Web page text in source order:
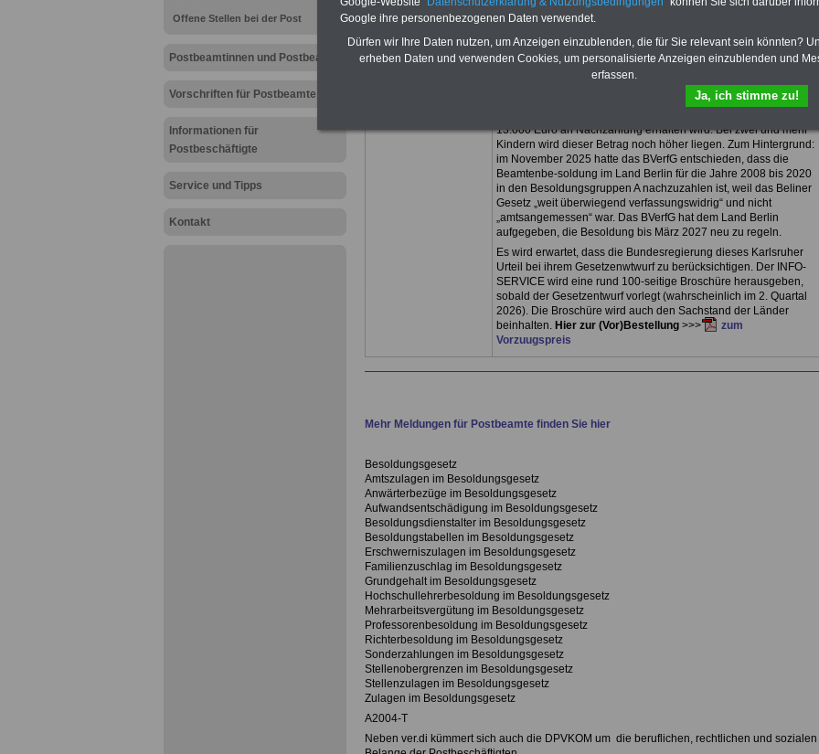
Offene Stellen bei der Post
Postbeamtinnen und Postbeamte
Vorschriften für Postbeamte
Informationen für
Postbeschäftigte
Service und Tipps
Kontakt
2024 auf den Beamtenbereich des Bundes übertragen werden
soll. Dabei soll die Besoldung neu justiert werden (u.a. mit einer
neuen Besoldungstabelle). Daneben soll endlich die
amtsangemessene Alimentation verfassungskonform umgesetzt
werden.
Beamtinnen & Beamte (auch Ruhestandsbeamte) des Bundes
können mit erheblichen Nach-zahlungen rechnen. Die Medien
13.000 Euro an Nachzahlung erhalten wird. Bei zwei und mehr
Kindern wird dieser Betrag noch höher liegen. Zum Hintergrund:
im November 2025 hatte das BVerfG entschieden, dass die
Beamtenbe-soldung im Land Berlin für die Jahre 2008 bis 2020
in den Besoldungsgruppen A nachzuzahlen ist, weil das Beliner
Gesetz „weit überwiegend verfassungswidrig“ und nicht
„amtsangemessen“ war. Das BVerfG hat dem Land Berlin
aufgegeben, die Besoldung bis März 2027 neu zu regeln.
Es wird erwartet, dass die Bundesregierung dieses Karlsruher
Urteil bei ihrem Gesetzenwtwurf zu berücksichtigen. Der INFO-
SERVICE wird eine rund 100-seitige Broschüre herausgeben,
sobald der Gesetzentwurf vorlegt (wahrscheinlich im 2. Quartal
2026). Die Broschüre wird auch den Sachstand der Länder
beinhalten. Hier zur (Vor)Bestellung>>>
zum
Vorzuugspreis
Mehr Meldungen für Postbeamte finden Sie hier
Besoldungsgesetz
Amtszulagen im Besoldungsgesetz
Anwärterbezüge im Besoldungsgesetz
Aufwandsentschädigung im Besoldungsgesetz
Besoldungsdienstalter im Besoldungsgesetz
Besoldungstabellen im Besoldungsgesetz
Erschwerniszulagen im Besoldungsgesetz
Familienzuschlag im Besoldungsgesetz
Grundgehalt im Besoldungsgesetz
Hochschullehrerbesoldung im Besoldungsgesetz
Mehrarbeitsvergütung im Besoldungsgesetz
Professorenbesoldung im Besoldungsgesetz
Richterbesoldung im Besoldungsgesetz
Sonderzahlungen im Besoldungsgesetz
Stellenobergrenzen im Besoldungsgesetz
Stellenzulagen im Besoldungsgesetz
Zulagen im Besoldungsgesetz
A2004-T
Neben ver.di kümmert sich auch die DPVKOM um die beruflichen, rechtlichen und sozialen
Google ihre personenbezogenen Daten verwendet.
Dürfen wir Ihre Daten nutzen, um Anzeigen einzublenden, die für Sie relevant sein könnten?
erheben Daten und verwenden Cookies, um personalisierte Anzeigen einzublenden und
erfassen.
Ja, ich stimme zu!